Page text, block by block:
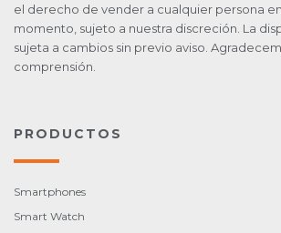
el derecho de vender a cualquier persona
momento, sujeto a nuestra discreción. La
sujeta a cambios sin previo aviso.
comprensión.
PRODUCTOS
Smartphones
Smart Watch